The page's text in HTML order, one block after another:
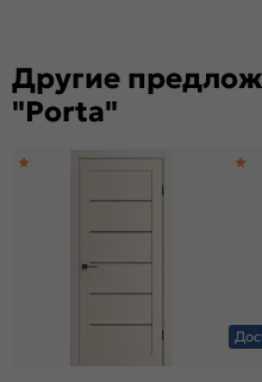
Другие
"Porta"